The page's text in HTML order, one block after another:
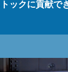
ックに貢献で